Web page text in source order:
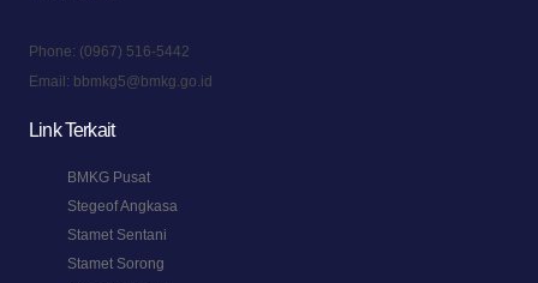
Phone: (0967) 516-5442
Email: bbmkg5@bmkg.go.id
Link Terkait
BMKG Pusat
Stegeof Angkasa
Stamet Sentani
Stamet Sorong